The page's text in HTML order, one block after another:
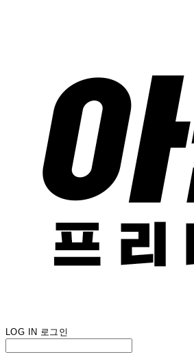
LOG IN 로그인